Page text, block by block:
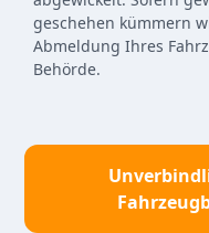
geschehen kümmern
Abmeldung Ihres
Behörde.